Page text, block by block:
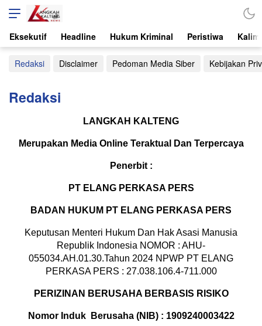
Langkah Kalteng
Teraktual dan Terpercaya
Eksekutif Headline Hukum Kriminal Peristiwa
Redaksi Disclaimer Pedoman Media Siber Kebijakan
Redaksi
LANGKAH KALTENG
Merupakan Media Online Teraktual Dan Terpercaya
Penerbit :
PT ELANG PERKASA PERS
BADAN HUKUM PT ELANG PERKASA PERS
Keputusan Menteri Hukum Dan Hak Asasi Manusia
Republik Indonesia NOMOR : AHU-
055034.AH.01.30.Tahun 2024 NPWP PT ELANG
PERKASA PERS : 27.038.106.4-711.000
PERIZINAN BERUSAHA BERBASIS RISIKO
Nomor Induk Berusaha (NIB) : 1909240003422